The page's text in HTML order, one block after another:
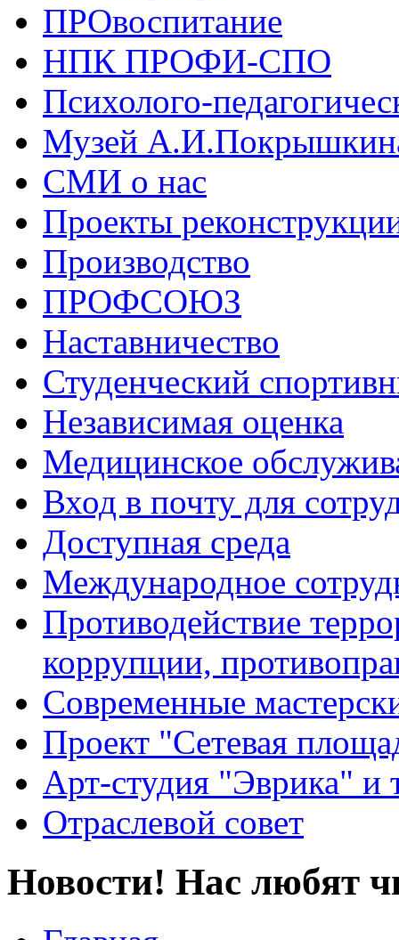
ПРОвоспитание
НПК ПРОФИ-СПО
Психолого-
Музей
СМИ о нас
Проекты
Производство
ПРОФСОЮЗ
Наставничество
Студенческий
Независимая оценка
Медицинское
Вход в почту для
Доступная среда
Международное
Противодействие
коррупции,
Современные
Проект "Сетевая
Арт-студия "Эврика" и
Отраслевой совет
Новости! Нас любят